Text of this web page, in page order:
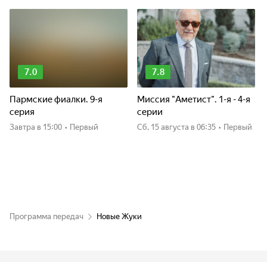
7.0
Пармские фиалки. 9-я
серия
Завтра в 15:00 • Первый
7.8
Миссия "Аметист". 1-я - 4-я
серии
сб, 15 августа в 06:35 • Первый
Программа передач Новые Жуки